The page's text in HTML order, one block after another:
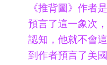
《推背圖》作者
預言了這一象次
認知，他就不會
到作者預言了美